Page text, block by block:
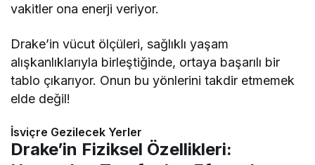
vakitler ona enerji veriyor.
Drake’in vücut ölçüleri, sağlıklı yaşam
alışkanlıklarıyla birleştiğinde, ortaya başarılı bir
tablo çıkarıyor. Onun bu yönlerini takdir etmemek
elde değil!
İsviçre Gezilecek Yerler
Drake’in Fiziksel Özellikleri: